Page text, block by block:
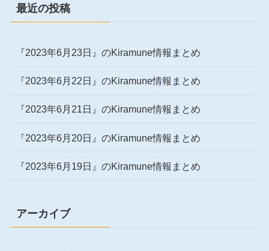
最近の投稿
『2023年6月23日』のKiramune情報まとめ
『2023年6月22日』のKiramune情報まとめ
『2023年6月21日』のKiramune情報まとめ
『2023年6月20日』のKiramune情報まとめ
『2023年6月19日』のKiramune情報まとめ
アーカイブ